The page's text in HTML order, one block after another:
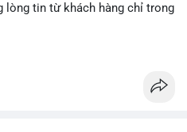
lòng tin từ khách hàng chỉ trong
ưu đãi: